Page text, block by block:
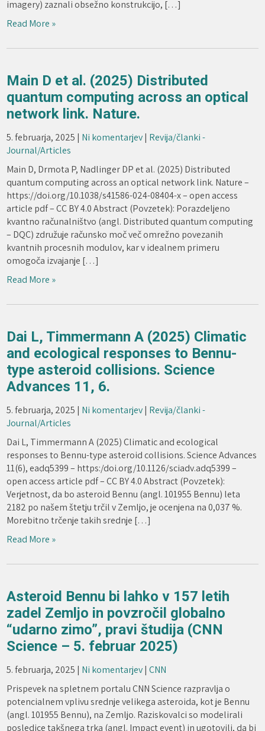
imagery) zaznali obsežno konstrukcijo, […]
Read More »
Main D et al. (2025) Distributed
quantum computing across an optical
network link. Nature.
5. februarja, 2025 | Ni komentarjev| Revija/članki -
Journal/Articles
Main D, Drmota P, Nadlinger DP et al. (2025) Distributed
quantum computing across an optical network link. Nature –
https://doi.org/10.1038/s41586-024-08404-x – open access
article pdf – CC BY 4.0 Abstract (Povzetek): Porazdeljeno
kvantno računalništvo (angl. Distributed quantum computing
– DQC) združuje računsko moč več omrežno povezanih
kvantnih procesnih modulov, kar v idealnem primeru
omogoča izvajanje […]
Read More »
Dai L, Timmermann A (2025) Climatic
and ecological responses to Bennu-
type asteroid collisions. Science
Advances 11, 6.
5. februarja, 2025 | Ni komentarjev| Revija/članki -
Journal/Articles
Dai L, Timmermann A (2025) Climatic and ecological
responses to Bennu-type asteroid collisions. Science Advances
11(6), eadq5399 – https:/doi.org/10.1126/sciadv.adq5399 –
open access article pdf – CC BY 4.0 Abstract (Povzetek):
Verjetnost, da bo asteroid Bennu (angl. 101955 Bennu) leta
2182 po našem štetju trčil v Zemljo, je ocenjena na 0,037 %.
Morebitno trčenje takih srednje […]
Read More »
Asteroid Bennu bi lahko v 157 letih
zadel Zemljo in povzročil globalno
“udarno zimo”, pravi študija (CNN
Science – 5. februar 2025)
5. februarja, 2025 | Ni komentarjev|CNN
Prispevek na spletnem portalu CNN Science razpravlja o
potencialnem vplivu srednje velikega asteroida, kot je Bennu
(angl. 101955 Bennu), na Zemljo. Raziskovalci so modelirali
posledice takšnega trka (angl. Impact event) in ugotovili, da bi